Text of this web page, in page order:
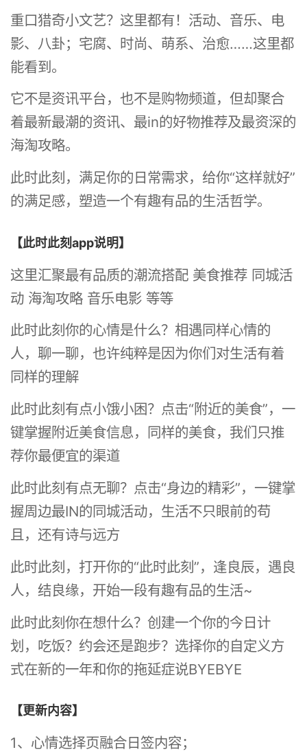
重口猎奇小文艺？这里都有！活动、音乐、电
影、八卦；宅腐、时尚、萌系、治愈……这里都
能看到。
它不是资讯平台，也不是购物频道，但却聚合
着最新最潮的资讯、最in的好物推荐及最资深的
海淘攻略。
此时此刻，满足你的日常需求，给你“这样就好”
的满足感，塑造一个有趣有品的生活哲学。
【此时此刻app说明】
这里汇聚最有品质的潮流搭配 美食推荐 同城活
动 海淘攻略 音乐电影 等等
此时此刻你的心情是什么？相遇同样心情的
人，聊一聊，也许纯粹是因为你们对生活有着
同样的理解
此时此刻有点小饿小困？点击“附近的美食”，一
键掌握附近美食信息，同样的美食，我们只推
荐你最便宜的渠道
此时此刻有点无聊？点击“身边的精彩”，一键掌
握周边最IN的同城活动，生活不只眼前的苟
且，还有诗与远方
此时此刻，打开你的“此时此刻”，逢良辰，遇良
人，结良缘，开始一段有趣有品的生活~
此时此刻你在想什么？创建一个你的今日计
划，吃饭？约会还是跑步？选择你的自定义方
式在新的一年和你的拖延症说BYEBYE
【更新内容】
1、心情选择页融合日签内容；